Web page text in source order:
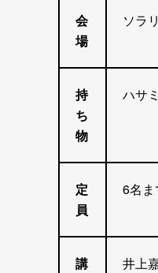
会
場
ソラ
持
ち
物
ハサ
定
員
6名ま
講
井上